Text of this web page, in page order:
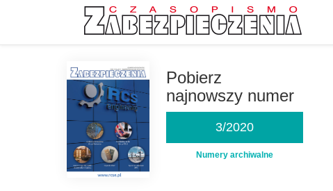
Pobierz
najnowszy numer
3/2020
Numery archiwalne